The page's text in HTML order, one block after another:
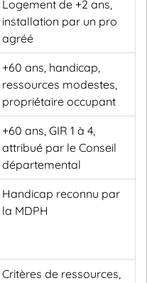
Logement de +2 ans,
installation par un pro
agréé
+60 ans, handicap,
ressources modestes,
propriétaire occupant
+60 ans, GIR 1 à 4,
attribué par le Conseil
départemental
Handicap reconnu par
la MDPH
Critères de ressources,